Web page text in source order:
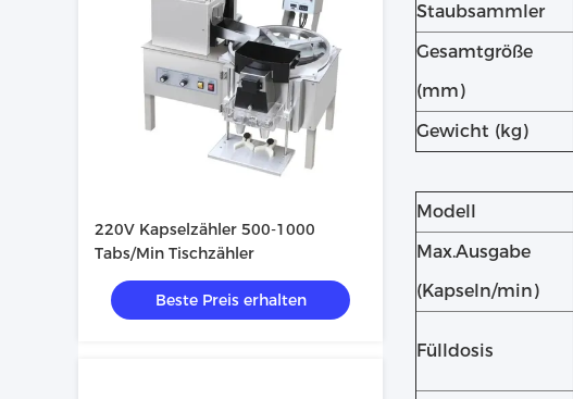
220V Kapselzähler 500-1000
Tabs/Min Tischzähler
Beste Preis erhalten
Staubsammler
Gesamtgröße
(mm)
Gewicht (kg)
Modell
Max.Ausgabe
(Kapseln/min)
Fülldosis